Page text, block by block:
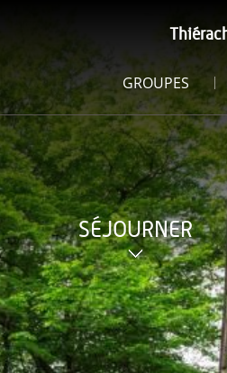
GROUPES
SÉJOURNER